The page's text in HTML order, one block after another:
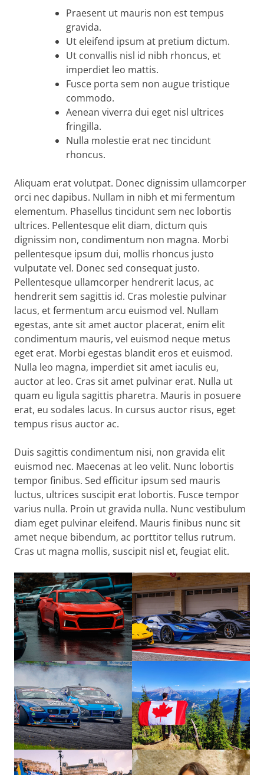
Praesent ut mauris non est tempus
gravida.
Ut eleifend ipsum at pretium dictum.
Ut convallis nisl id nibh rhoncus, et
imperdiet leo mattis.
Fusce porta sem non augue tristique
commodo.
Aenean viverra dui eget nisl ultrices
fringilla.
Nulla molestie erat nec tincidunt
rhoncus.
Aliquam erat volutpat. Donec dignissim ullamcorper
orci nec dapibus. Nullam in nibh et mi fermentum
elementum. Phasellus tincidunt sem nec lobortis
ultrices. Pellentesque elit diam, dictum quis
dignissim non, condimentum non magna. Morbi
pellentesque ipsum dui, mollis rhoncus justo
vulputate vel. Donec sed consequat justo.
Pellentesque ullamcorper hendrerit lacus, ac
hendrerit sem sagittis id. Cras molestie pulvinar
lacus, et fermentum arcu euismod vel. Nullam
egestas, ante sit amet auctor placerat, enim elit
condimentum mauris, vel euismod neque metus
eget erat. Morbi egestas blandit eros et euismod.
Nulla leo magna, imperdiet sit amet iaculis eu,
auctor at leo. Cras sit amet pulvinar erat. Nulla ut
quam eu ligula sagittis pharetra. Mauris in posuere
erat, eu sodales lacus. In cursus auctor risus, eget
tempus risus auctor ac.
Duis sagittis condimentum nisi, non gravida elit
euismod nec. Maecenas at leo velit. Nunc lobortis
tempor finibus. Sed efficitur ipsum sed mauris
luctus, ultrices suscipit erat lobortis. Fusce tempor
varius nulla. Proin ut gravida nulla. Nunc vestibulum
diam eget pulvinar eleifend. Mauris finibus nunc sit
amet neque bibendum, ac porttitor tellus rutrum.
Cras ut magna mollis, suscipit nisl et, feugiat elit.